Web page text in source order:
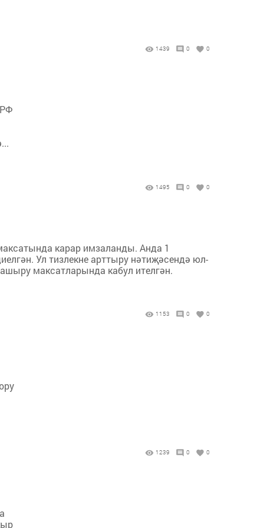
1439 0 0
1495 0 0
карар имзаланды. Анда 1
Ул тизлекне арттыру нәтиҗәсендә юл-
максатларында кабул ителгән.
1153 0 0
1239 0 0